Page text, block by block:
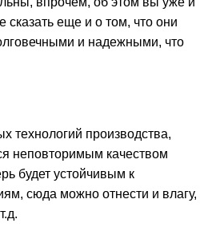
сказать еще и о том, что они
и надежными, что
технологий производства,
неповторимым качеством
будет устойчивым к
сюда можно отнести и влагу,